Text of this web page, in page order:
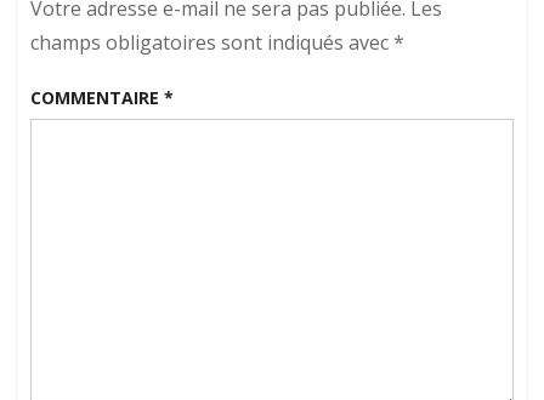
Votre adresse e-mail ne sera pas publiée. Les
champs obligatoires sont indiqués avec*
COMMENTAIRE *